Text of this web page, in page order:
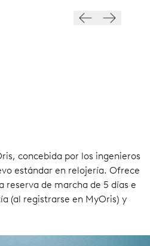
concebida por los ingenieros
estándar en relojería. Ofrece
de marcha de 5 días e
(al registrarse en MyOris) y